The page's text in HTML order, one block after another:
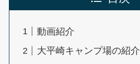
動画紹介
大平崎キャンプ場の紹介